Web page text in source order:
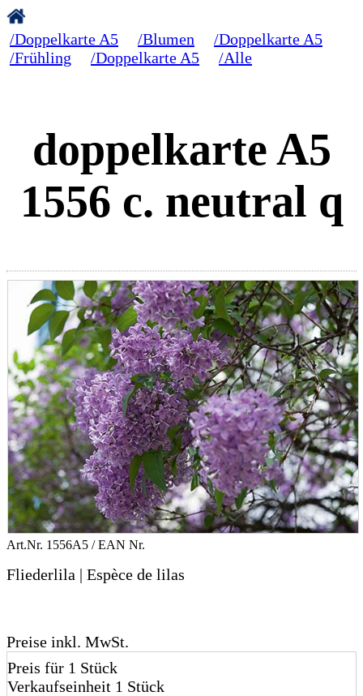
/Doppelkarte A5 /Blumen
/Doppelkarte A5
/Frühling
/Doppelkarte A5 /Alle
doppelkarte A5
1556 c. neutral q
Art.Nr. 1556A5 / EAN Nr.
Fliederlila | Espèce de lilas
Preise inkl. MwSt.
Preis für 1 Stück
Verkaufseinheit 1 Stück